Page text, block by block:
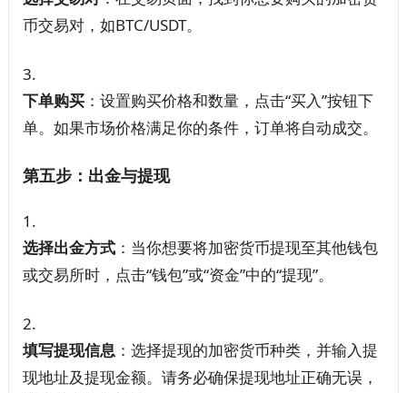
币交易对，如BTC/USDT。
下单购买：设置购买价格和数量，点击“买入”按钮下
单。如果市场价格满足你的条件，订单将自动成交。
第五步：出金与提现
选择出金方式：当你想要将加密货币提现至其他钱包
或交易所时，点击“钱包”或“资金”中的“提现”。
填写提现信息：选择提现的加密货币种类，并输入提
现地址及提现金额。请务必确保提现地址正确无误，